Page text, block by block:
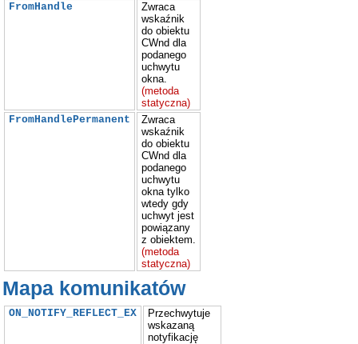
FromHandle
Zwraca
wskaźnik
do obiektu
CWnd dla
podanego
uchwytu
okna.
(metoda
statyczna)
FromHandlePermanent
Zwraca
wskaźnik
do obiektu
CWnd dla
podanego
uchwytu
okna tylko
wtedy gdy
uchwyt jest
powiązany
z obiektem.
(metoda
statyczna)
Mapa komunikatów
ON_NOTIFY_REFLECT_EX
Przechwytuje
wskazaną
notyfikację